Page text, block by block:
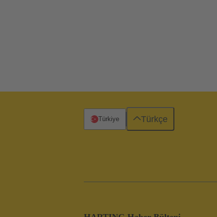
Türkiye Türkçe